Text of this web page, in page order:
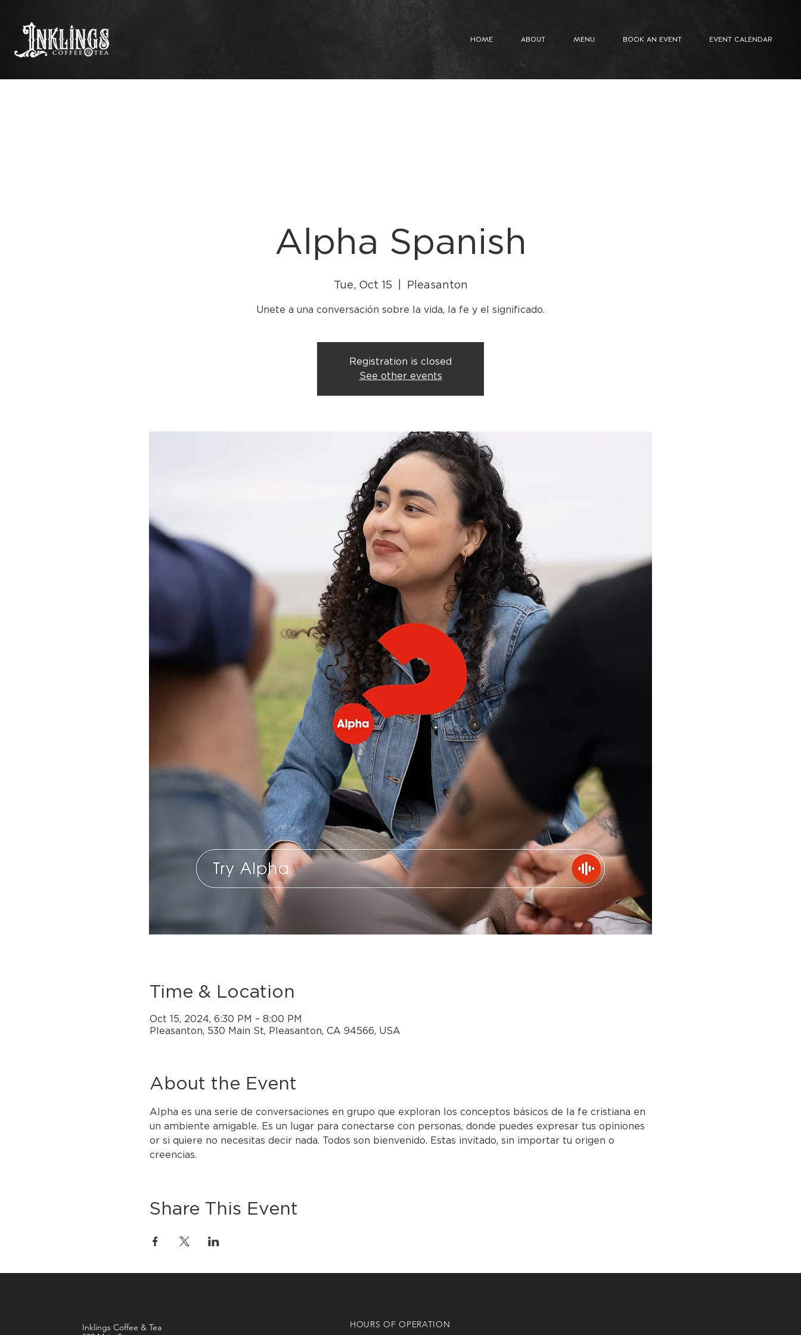
HOME ABOUT MENU BOOK AN EVENT EVENT CALENDAR
Alpha Spanish
Tue, Oct 15 Pleasanton
Registration is closed
See other events
Time & Location
Oct 15, 2024, 6:30 PM – 8:00 PM
Pleasanton, 530 Main St, Pleasanton, CA 94566, USA
About the Event
Alpha es una serie de conversaciones en grupo que exploran los conceptos básicos de la fe cristiana en
un ambiente amigable. Es un lugar para conectarse con personas, donde puedes expresar tus opiniones
or si quiere no necesitas decir nada. Todos son bienvenido. Estas invitado, sin importar tu origen o
creencias.
Share This Event
Inklings Coffee & Tea
HOURS OF OPERATION